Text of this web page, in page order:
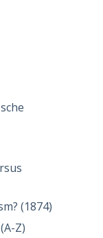
(1874)
Z)